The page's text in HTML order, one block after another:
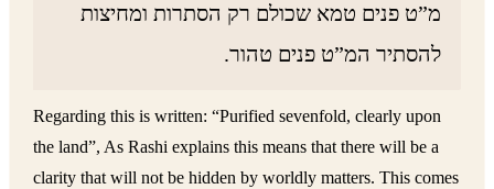
מ”ט פנים טמא שכולם רק הסתרות ומחיצות
להסתיר המ”ט פנים טהור.
Regarding this is written: “Purified sevenfold, clearly upon
the land”, As Rashi explains this means that there will be a
clarity that will not be hidden by worldly matters. This comes